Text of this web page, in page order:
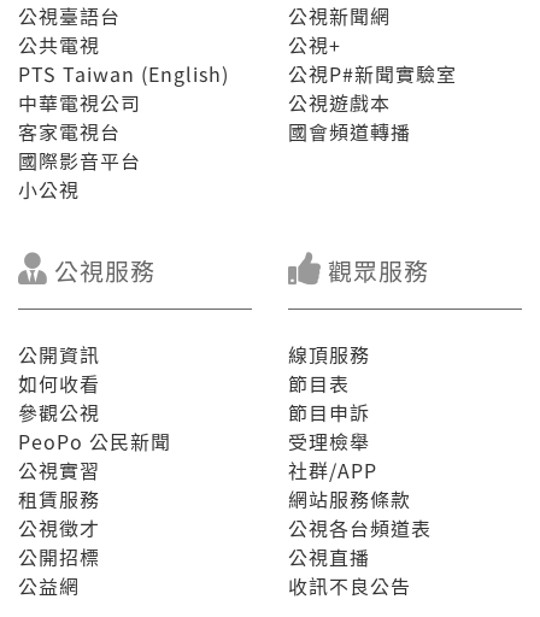
公視臺語台
公共電視
PTS Taiwan (English)
中華電視公司
客家電視台
國際影音平台
小公視
公視新聞網
公視+
公視P#新聞實驗室
公視遊戲本
國會頻道轉播
公視服務
公開資訊
如何收看
參觀公視
PeoPo 公民新聞
公視實習
租賃服務
公視徵才
公開招標
公益網
觀眾服務
線頂服務
節目表
節目申訴
受理檢舉
社群/APP
網站服務條款
公視各台頻道表
公視直播
收訊不良公告